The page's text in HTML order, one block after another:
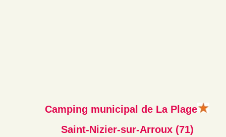
Camping municipal de La Plage
Saint-Nizier-sur-Arroux (71)